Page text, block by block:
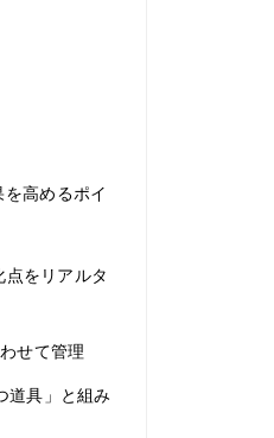
高めるポイ
をリアルタ
せて管理
道具」と組み